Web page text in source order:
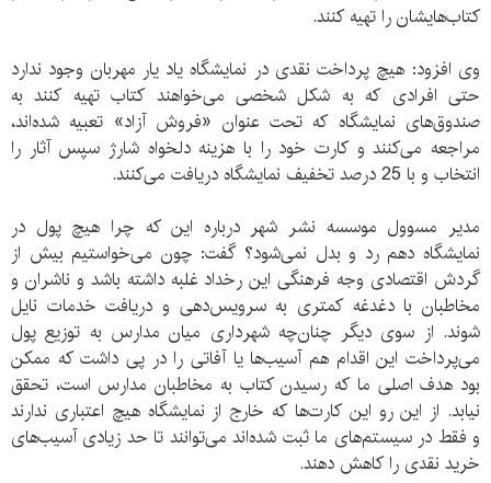
کتاب‌هایشان را تهیه کنند.
وی افزود: هیچ پرداخت نقدی در نمایشگاه یاد یار مهربان وجود ندارد
حتی افرادی که به شکل شخصی می‌خواهند کتاب تهیه کنند به
صندوق‌های نمایشگاه که تحت عنوان «فروش آزاد» تعبیه شده‌اند،
مراجعه می‌کنند و کارت خود را با هزینه دلخواه شارژ سپس آثار را
انتخاب و با 25 درصد تخفیف نمایشگاه دریافت می‌کنند.
مدیر مسوول موسسه نشر شهر درباره این که چرا هیچ پول در
نمایشگاه دهم رد و بدل نمی‌شود؟ گفت: چون می‌خواستیم بیش از
گردش اقتصادی وجه فرهنگی این رخداد غلبه داشته باشد و ناشران و
مخاطبان با دغدغه کمتری به سرویس‌دهی و دریافت خدمات نایل
شوند. از سوی دیگر چنان‌چه شهرداری میان مدارس به توزیع پول
می‌پرداخت این اقدام هم آسیب‌ها یا آفاتی را در پی داشت که ممکن
بود هدف اصلی ما که رسیدن کتاب به مخاطبان مدارس است، تحقق
نیابد. از این رو این کارت‌ها که خارج از نمایشگاه هیچ اعتباری ندارند
و فقط در سیستم‌های ما ثبت شده‌اند می‌توانند تا حد زیادی آسیب‌های
خرید نقدی را کاهش دهند.